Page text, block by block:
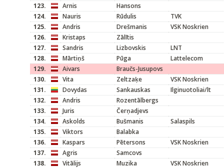
123.
Arnis
Hansons
124.
Nauris Rūdulis
TVK
125.
Andris Drešmanis
VSK Noskrien
126.
Kristaps
Zālītis
127.
Sandris Lizbovskis
LNT
128.
Mārtiņš Pūga
Lattelecom
129.
Aivars
Braučs-Jusupovs
130.
Vita Zeltzaķe
VSK Noskrien
131.
Dovydas Sankauskas
Ilginuotoliai/lt
132.
Andris
Rozentālbergs
133.
Juris
Čerņadjevs
134.
Askolds Bušmanis
Salaspils
135.
Viktors
Balabka
136.
Kaspars Pētersons
VSK Noskrien
137.
Agris
Samcovs
138.
Vitālijs Muzika
VSK Noskrien